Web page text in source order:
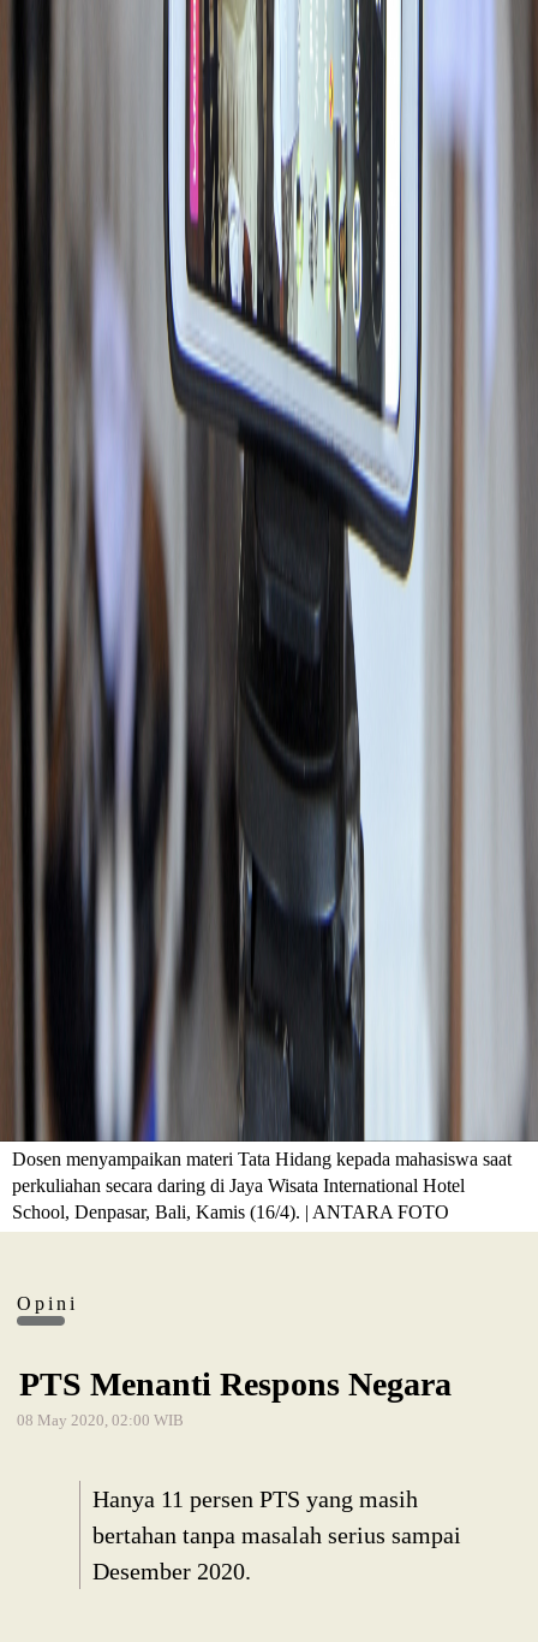
Dosen menyampaikan materi Tata Hidang kepada mahasiswa saat
perkuliahan secara daring di Jaya Wisata International Hotel
School, Denpasar, Bali, Kamis (16/4). | ANTARA FOTO
Opini
PTS Menanti Respons Negara
08 May 2020, 02:00 WIB
Hanya 11 persen PTS yang masih
bertahan tanpa masalah serius sampai
Desember 2020.